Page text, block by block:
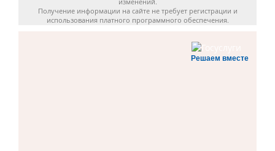
Получение информации на сайте не требует регистрации и
использования платного программного обеспечения.
Решаем вместе